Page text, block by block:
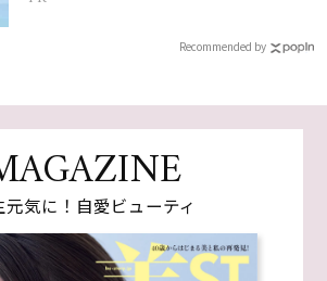
Recommended by
元気に！自愛ビューティ